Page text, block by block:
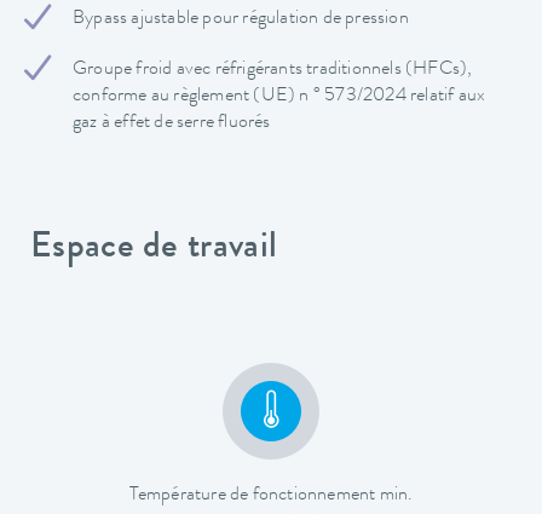
Bypass ajustable pour régulation de pression
Groupe froid avec réfrigérants traditionnels (HFCs),
conforme au règlement (UE) n ° 573/2024 relatif aux
gaz à effet de serre fluorés
Espace de travail
Température de fonctionnement min.